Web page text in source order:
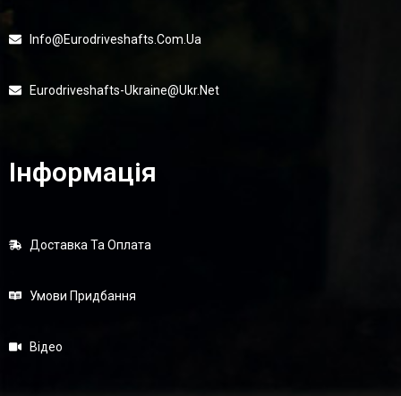
Info@eurodriveshafts.com.ua
Eurodriveshafts-Ukraine@ukr.net
Інформація
Доставка Та Оплата
Умови Придбання
Відео